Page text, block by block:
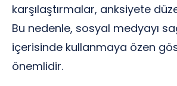
karşılaştırmalar, anksiyete
Bu nedenle, sosyal medyayı
içerisinde kullanmaya özen
önemlidir.